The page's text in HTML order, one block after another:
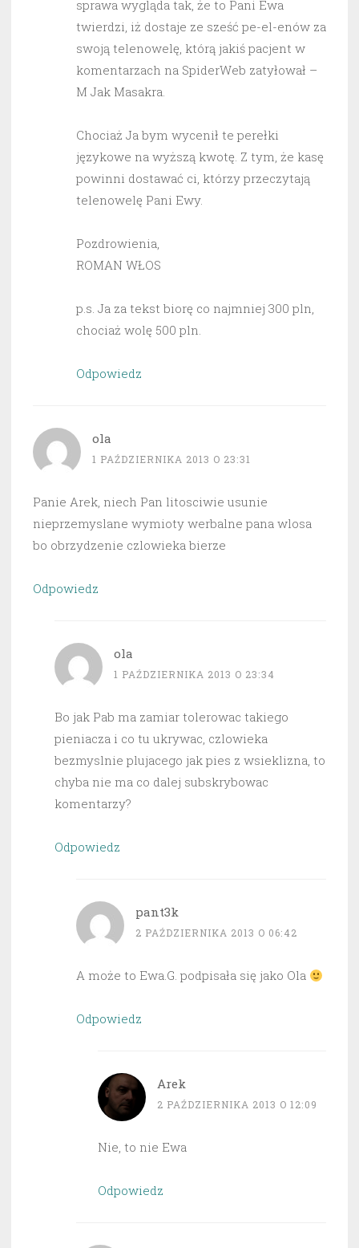
sprawa wygląda tak, że to Pani Ewa
twierdzi, iż dostaje ze sześć pe-el-enów za
swoją telenowelę, którą jakiś pacjent w
komentarzach na SpiderWeb zatyłował –
M Jak Masakra.
Chociaż Ja bym wycenił te perełki
językowe na wyższą kwotę. Z tym, że kasę
powinni dostawać ci, którzy przeczytają
telenowelę Pani Ewy.
Pozdrowienia,
ROMAN WŁOS
p.s. Ja za tekst biorę co najmniej 300 pln,
chociaż wolę 500 pln.
Odpowiedz
ola
1 PAŹDZIERNIKA 2013 O 23:31
Panie Arek, niech Pan litosciwie usunie
nieprzemyslane wymioty werbalne pana wlosa
bo obrzydzenie czlowieka bierze
Odpowiedz
ola
1 PAŹDZIERNIKA 2013 O 23:34
Bo jak Pab ma zamiar tolerowac takiego
pieniacza i co tu ukrywac, czlowieka
bezmyslnie plujacego jak pies z wsieklizna, to
chyba nie ma co dalej subskrybowac
komentarzy?
Odpowiedz
pant3k
2 PAŹDZIERNIKA 2013 O 06:42
A może to Ewa.G. podpisała się jako Ola
Odpowiedz
Arek
2 PAŹDZIERNIKA 2013 O 12:09
Nie, to nie Ewa
Odpowiedz